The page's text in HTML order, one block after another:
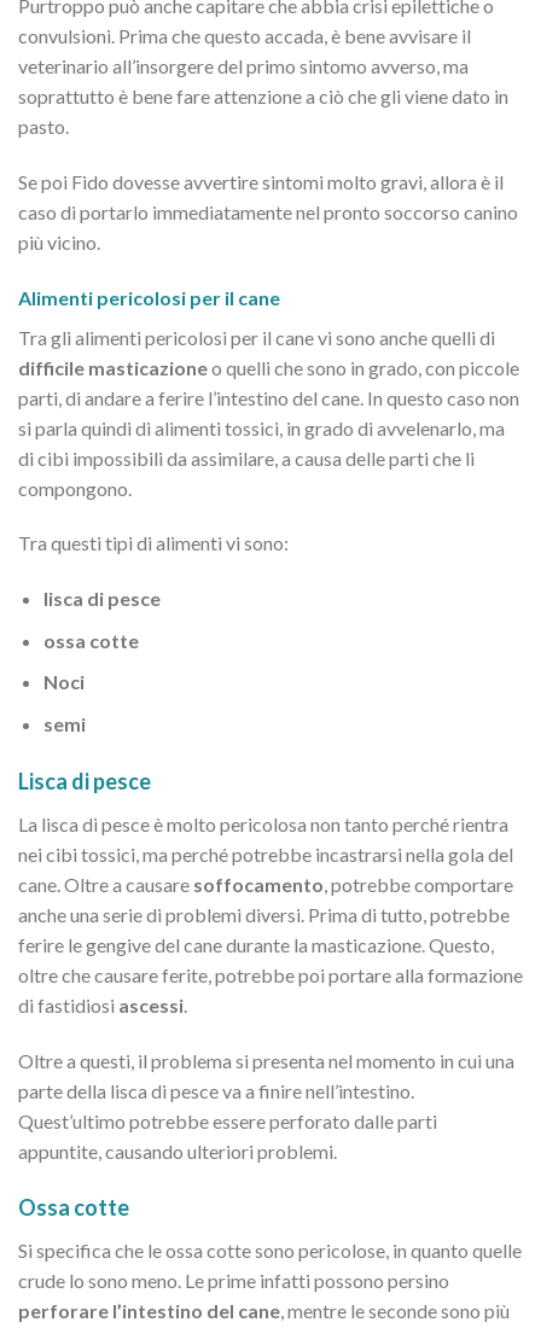
Purtroppo può anche capitare che abbia crisi epilettiche o
convulsioni. Prima che questo accada, è bene avvisare il
veterinario all’insorgere del primo sintomo avverso, ma
soprattutto è bene fare attenzione a ciò che gli viene dato in
pasto.
Se poi Fido dovesse avvertire sintomi molto gravi, allora è il
caso di portarlo immediatamente nel pronto soccorso canino
più vicino.
Alimenti pericolosi per il cane
Tra gli alimenti pericolosi per il cane vi sono anche quelli di
difficile masticazioneo quelli che sono in grado, con piccole
parti, di andare a ferire l’intestino del cane. In questo caso non
si parla quindi di alimenti tossici, in grado di avvelenarlo, ma
di cibi impossibili da assimilare, a causa delle parti che li
compongono.
Tra questi tipi di alimenti vi sono:
lisca di pesce
ossa cotte
Noci
semi
Lisca di pesce
La lisca di pesce è molto pericolosa non tanto perché rientra
nei cibi tossici, ma perché potrebbe incastrarsi nella gola del
cane. Oltre a causare soffocamento, potrebbe comportare
anche una serie di problemi diversi. Prima di tutto, potrebbe
ferire le gengive del cane durante la masticazione. Questo,
oltre che causare ferite, potrebbe poi portare alla formazione
di fastidiosi ascessi.
Oltre a questi, il problema si presenta nel momento in cui una
parte della lisca di pesce va a finire nell’intestino.
Quest’ultimo potrebbe essere perforato dalle parti
appuntite, causando ulteriori problemi.
Ossa cotte
Si specifica che le ossa cotte sono pericolose, in quanto quelle
crude lo sono meno. Le prime infatti possono persino
perforare l’intestino del cane, mentre le seconde sono più